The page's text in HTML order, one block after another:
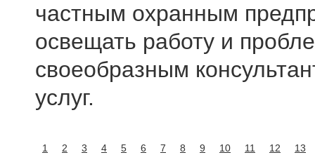
частным охранным
освещать работу и
своеобразным
услуг.
1 2 3 4 5 6 7 8 9 10 11 12
13